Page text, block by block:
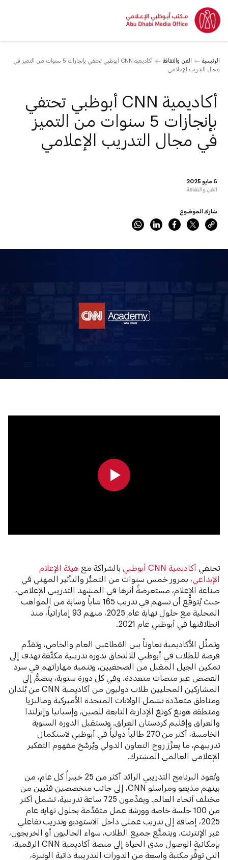
الرئيسية الفن والثقافة
أكاديمية CNN أبوظبي تحتفي بإنجازات 5 سنوات من التميز في
مجال التدريب الإعلامي
6 مايو 2025
الفن والثقافة
أكاديمية CNN أبوظبي تحتفي
بإنجازات 5 سنوات من التميز
في مجال التدريب الإعلامي
شارك الموضوع
تحتفي أكاديمية CNN أبوظبي بالشراكة مع هيئة الإعلام
الإبداعي ، بمرور خمس سنوات من التميُّز والتأثير المهني في
صناعة الإعلام، مستعرضةً أثرها في المشهد التدريبي الإعلامي،
حيث يُتوقَّع أن تسهم في تدريب 165 شاباً وشابة من المواهب
المحلية مع حلول نهاية عام 2025، منهم 93 إماراتياً، منذ
انطلاقتها في أبوظبي عام 2021.
وتمثِّل الأكاديمية تعاوناً بين القطاعين العام والخاص، وتقدِّم
فرصة للطلاب في أبوظبي للالتحاق بدورة تدريبية مكثّفة تهدف إلى
تمكين الجيل المقبل من الصحفيين، وتنمية مهاراتهم في سرد
القصص عبر منصات متعددة. وفي كل دورة سنوية، ينضمُّ إلى
المشاركين المحليين طلاب دوليون من أكاديمية CNN من بُلدان
ومناطق متعدّدة تشمل الولايات المتحدة الأميركية وماليزيا
ومنطقة هونغ كونغ الإدارية التابعة للصين، وإسبانيا وإيرلندا
والعراق وإقليم كردستان العراق. وتستقبل الدورة السنوية
الخامسة، أكثر من 270 طالباً دولياً في أبوظبي لاستكمال
تدريبهم، ما يعزِّز روح التعاون الدولي ويُرسِّخ مفهوم التفكير
الإعلامي العالمي المشترك.
ويُقود البرنامج التدريبي الرائد أكثر من 25 خبيراً كل عام، من
بينهم مذيعو ومراسلو CNN، إلى جانب متخصصين فنّيين من
مختلف أنحاء العالم. ويقدِّمون 725 ساعة تدريبية، تشمل أكثر
من 100 جلسة خاصة وورشة عمل متقدِّمة بحلول نهاية عام
2025، إضافة إلى تدريب عملي داخل الاستوديو وتدريب تفاعلي
عبر الإنترنت. ويتمتَّع جميع الطلاب، سواء الحاليون أو الخريجون،
بإمكانية الوصول مدى الحياة إلى منصة أكاديمية CNN الرقمية،
التي توفِّر مكتبة واسعة من الدورات التدريبية ذاتية الوتيرة،